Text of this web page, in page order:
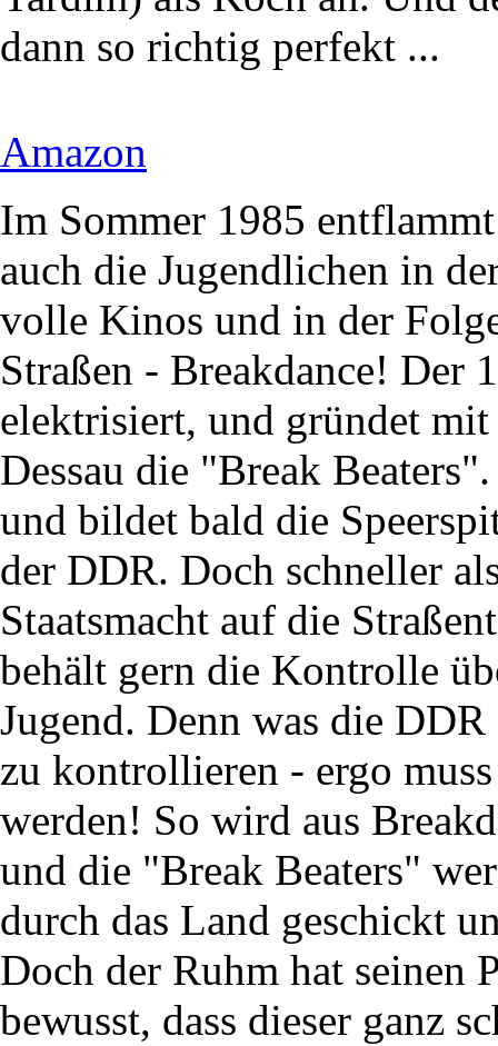
dann so richtig perfekt ...
Amazon
Im Sommer 1985
auch die Jugendlichen in
volle Kinos und in der
Straßen - Breakdance! Der
elektrisiert, und gründet
Dessau die "Break
und bildet bald die
der DDR. Doch schneller
Staatsmacht auf die
behält gern die Kontrolle
Jugend. Denn was die
zu kontrollieren - ergo
werden! So wird aus
und die "Break Beaters"
durch das Land geschickt
Doch der Ruhm hat seinen
bewusst, dass dieser ganz